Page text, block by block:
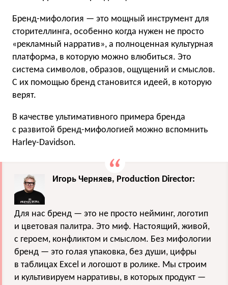
Бренд-мифология — это мощный инструмент для
сторителлинга, особенно когда нужен не просто
«рекламный нарратив», а полноценная культурная
платформа, в которую можно влюбиться. Это
система символов, образов, ощущений и смыслов.
С их помощью бренд становится идеей, в которую
верят.
В качестве ультимативного примера бренда
с развитой бренд-мифологией можно вспомнить
Harley-Davidson.
Игорь Черняев, Production Director:
Для нас бренд — это не просто нейминг, логотип
и цветовая палитра. Это миф. Настоящий, живой,
с героем, конфликтом и смыслом. Без мифологии
бренд — это голая упаковка, без души, цифры
в таблицах Excel и логошот в ролике. Мы строим
и культивируем нарративы, в которых продукт —